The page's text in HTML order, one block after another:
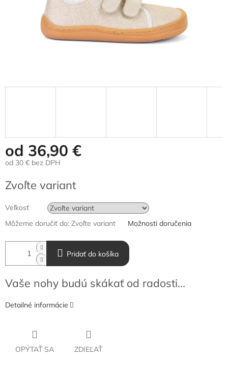
od 36,90 €
od 30 € bez DPH
cena:
Zvoľte variant
Veľkosť
Môžeme doručiť do: Zvoľte variant Možnosti doručenia
Pridať do košíka
Vaše nohy budú skákať od radosti...
Detailné informácie
OPÝTAŤ SA ZDIEĽAŤ